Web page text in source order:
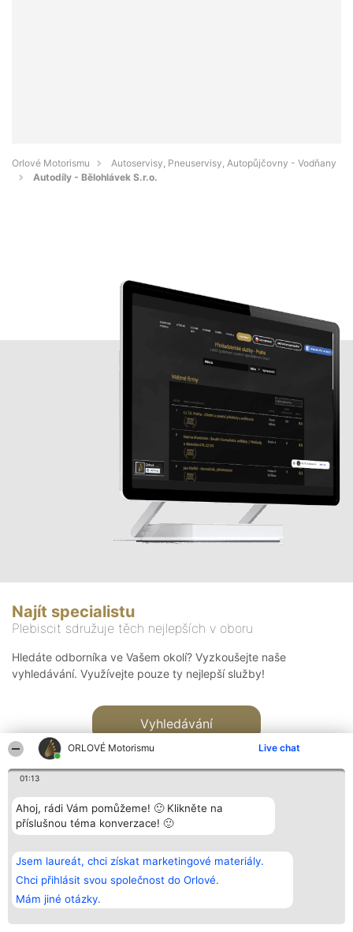
ORLOVÉ Motorismu Live chat
01:13
Ahoj, rádi Vám pomůžeme! 🙂 Klikněte na
příslušnou téma konverzace! 🙂
Jsem laureát, chci získat marketingové materiály.
Chci přihlásit svou společnost do Orlové.
Mám jiné otázky.
Orlové Motorismu
Autoservisy, Pneuservisy, Autopůjčovny - Vodňany
Autodíly - Bělohlávek S.r.o.
Najít specialistu
Plebiscit sdružuje těch nejlepších v oboru
Hledáte odborníka ve Vašem okolí? Vyzkoušejte naše
vyhledávání. Využívejte pouze ty nejlepší služby!
Vyhledávání
Bright Side Solutions sp. z o.
o. sp. k.
ul. Ruska 22
Wrocław 50-079
KRS 0000749100 | Regon
381313360 | NIP 8943132676
Vítězové
Seznam všech
laureátů
Zásady
Zásady
Kontakt